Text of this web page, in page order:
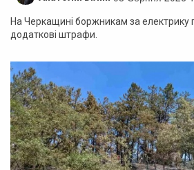
На Черкащині боржникам за електрику
додаткові штрафи.